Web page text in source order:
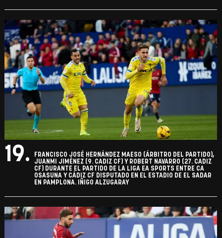
19.
FRANCISCO JOSÉ HERNÁNDEZ MAESO (ÁRBITRO DEL PARTIDO),
JUANMI JIMÉNEZ (9. CADIZ CF) Y ROBERT NAVARRO (27. CADIZ
CF) DURANTE EL PARTIDO DE LA LIGA EA SPORTS ENTRE CA
OSASUNA Y CÁDIZ CF DISPUTADO EN EL ESTADIO DE EL SADAR
EN PAMPLONA. IÑIGO ALZUGARAY